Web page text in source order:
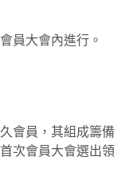
員大會內進行。
會員，其組成籌備
次會員大會選出領